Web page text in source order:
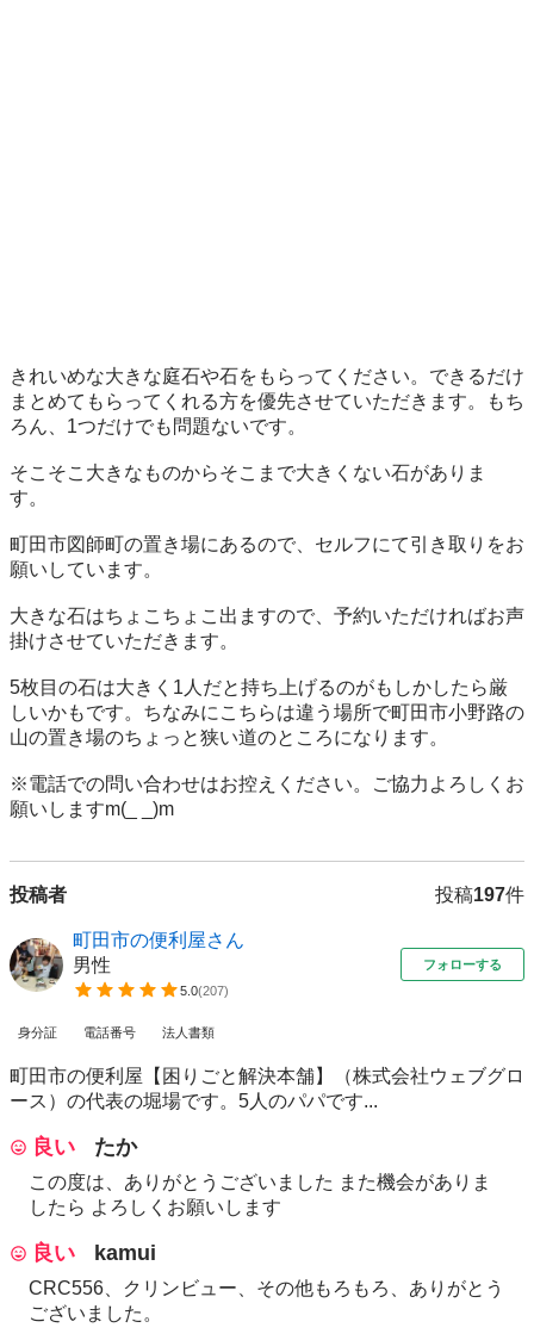
きれいめな大きな庭石や石をもらってください。できるだけ
まとめてもらってくれる方を優先させていただきます。もち
ろん、1つだけでも問題ないです。
そこそこ大きなものからそこまで大きくない石がありま
す。
町田市図師町の置き場にあるので、セルフにて引き取りをお
願いしています。
大きな石はちょこちょこ出ますので、予約いただければお声
掛けさせていただきます。
5枚目の石は大きく1人だと持ち上げるのがもしかしたら厳
しいかもです。ちなみにこちらは違う場所で町田市小野路の
山の置き場のちょっと狭い道のところになります。
※電話での問い合わせはお控えください。ご協力よろしくお
願いしますm(_ _)m
投稿者 投稿197件
町田市の便利屋さん
男性
5.0(207)
フォローする
身分証 電話番号 法人書類
町田市の便利屋【困りごと解決本舗】（株式会社ウェブグロ
ース）の代表の堀場です。5人のパパです...
良い たか
この度は、ありがとうございました また機会がありま
したら よろしくお願いします
良い kamui
CRC556、クリンビュー、その他もろもろ、ありがとう
ございました。